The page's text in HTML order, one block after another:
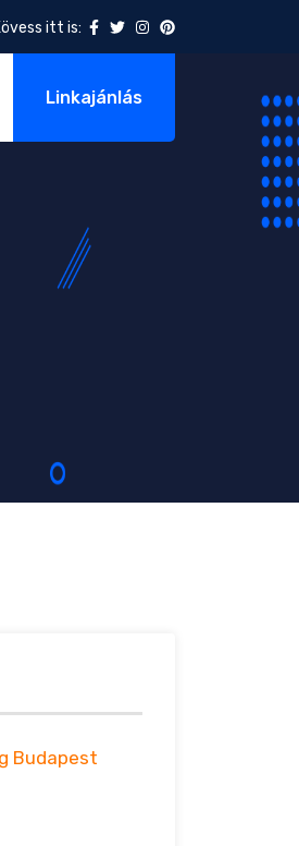
itt is:
Linkajánlás
Budapest